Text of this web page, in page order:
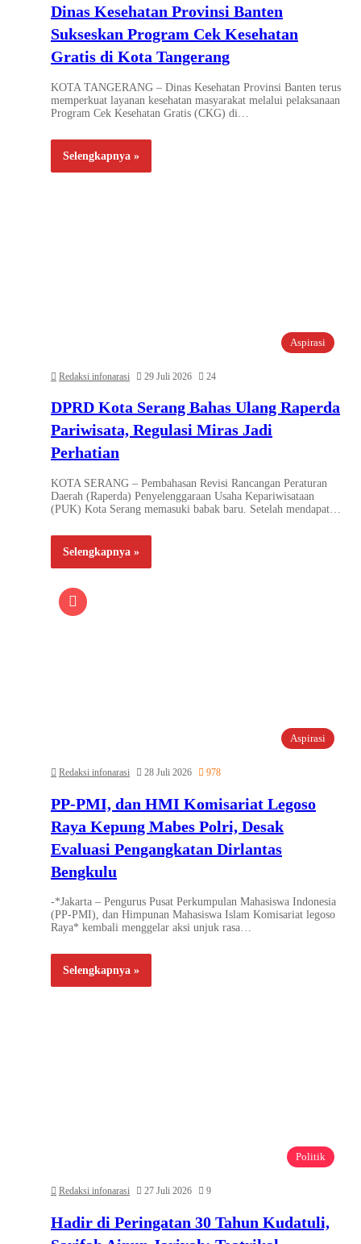
Dinas Kesehatan Provinsi Banten
Sukseskan Program Cek Kesehatan
Gratis di Kota Tangerang
KOTA TANGERANG – Dinas Kesehatan Provinsi Banten terus
memperkuat layanan kesehatan masyarakat melalui pelaksanaan
Program Cek Kesehatan Gratis (CKG) di…
Selengkapnya »
Aspirasi
Redaksi infonarasi 29 Juli 2026 24
DPRD Kota Serang Bahas Ulang Raperda
Pariwisata, Regulasi Miras Jadi
Perhatian
KOTA SERANG – Pembahasan Revisi Rancangan Peraturan
Daerah (Raperda) Penyelenggaraan Usaha Kepariwisataan
(PUK) Kota Serang memasuki babak baru. Setelah mendapat…
Selengkapnya »
Aspirasi
Redaksi infonarasi 28 Juli 2026 978
PP-PMI, dan HMI Komisariat Legoso
Raya Kepung Mabes Polri, Desak
Evaluasi Pengangkatan Dirlantas
Bengkulu
-*Jakarta – Pengurus Pusat Perkumpulan Mahasiswa Indonesia
(PP-PMI), dan Himpunan Mahasiswa Islam Komisariat legoso
Raya* kembali menggelar aksi unjuk rasa…
Selengkapnya »
Politik
Redaksi infonarasi 27 Juli 2026 9
Hadir di Peringatan 30 Tahun Kudatuli,